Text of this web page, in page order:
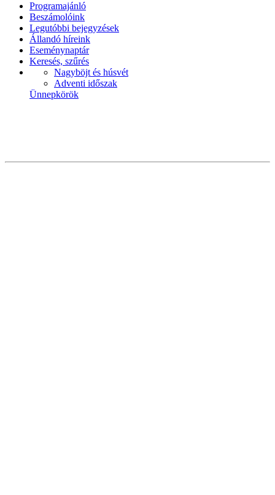
Programajánló
Beszámolóink
Legutóbbi bejegyzések
Állandó híreink
Eseménynaptár
Keresés, szűrés
Nagyböjt és húsvét
Adventi időszak
Ünnepkörök